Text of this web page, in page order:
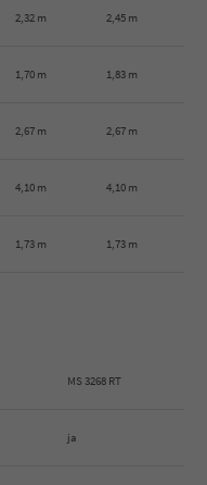
2,32 m 2,45 m
1,70 m 1,83 m
2,67 m 2,67 m
4,10 m 4,10 m
1,73 m 1,73 m
MS 3268 RT
ja